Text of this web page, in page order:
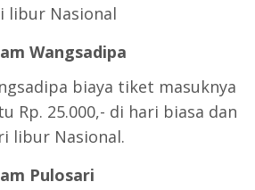
libur Nasional
Wangsadipa
biaya tiket masuknya
Rp. 25.000,- di hari biasa dan
libur Nasional.
Pulosari